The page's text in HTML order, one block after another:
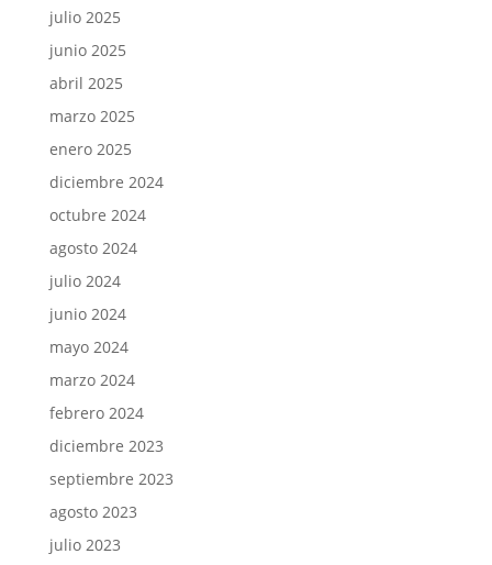
julio 2025
junio 2025
abril 2025
marzo 2025
enero 2025
diciembre 2024
octubre 2024
agosto 2024
julio 2024
junio 2024
mayo 2024
marzo 2024
febrero 2024
diciembre 2023
septiembre 2023
agosto 2023
julio 2023